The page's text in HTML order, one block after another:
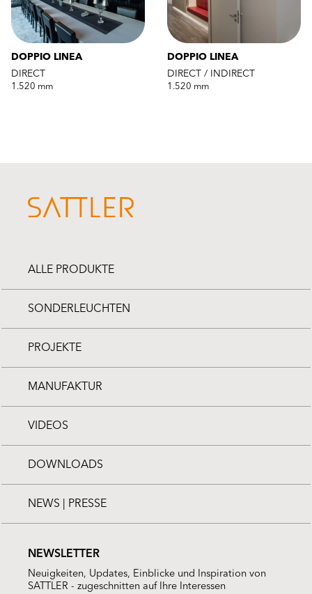
DOPPIO LINEA
DIRECT
1.520 mm
DOPPIO LINEA
DIRECT / INDIRECT
1.520 mm
ALLE PRODUKTE
SONDERLEUCHTEN
PROJEKTE
MANUFAKTUR
VIDEOS
DOWNLOADS
NEWS | PRESSE
NEWSLETTER
Neuigkeiten, Updates, Einblicke und Inspiration von
SATTLER - zugeschnitten auf Ihre Interessen